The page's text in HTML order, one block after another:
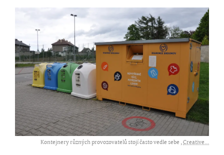
Kontejnery různých provozovatelů stojí často vedle sebe ,Creative...